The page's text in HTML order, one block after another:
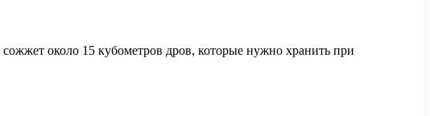
около 15 кубометров дров, которые нужно хранить при